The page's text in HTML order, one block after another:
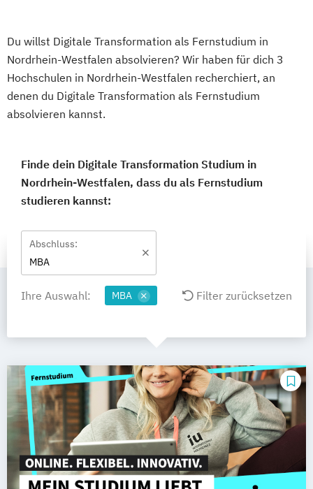
Du willst Digitale Transformation als Fernstudium in
Nordrhein-Westfalen absolvieren? Wir haben für dich 3
Hochschulen in Nordrhein-Westfalen recherchiert, an
denen du Digitale Transformation als Fernstudium
absolvieren kannst.
Finde dein Digitale Transformation Studium in
Nordrhein-Westfalen, dass du als Fernstudium
studieren kannst:
Abschluss:
MBA
Ihre Auswahl: MBA Filter zurücksetzen